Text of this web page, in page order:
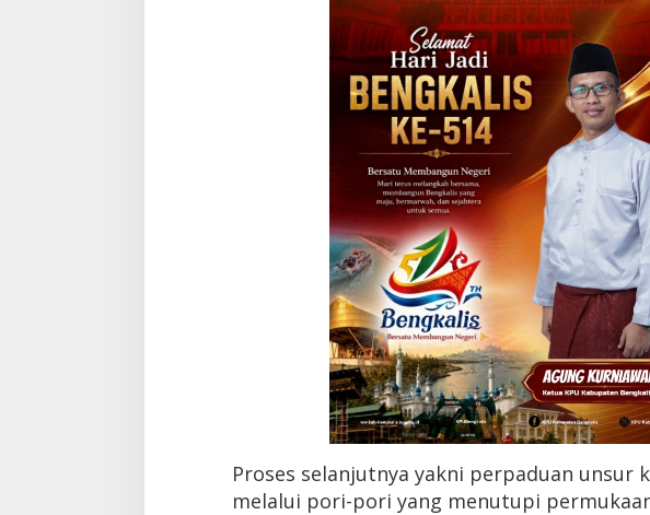
Proses selanjutnya yakni perpaduan unsur
melalui pori-pori yang menutupi